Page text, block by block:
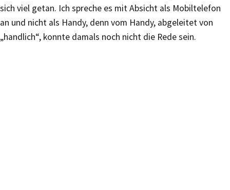
sich viel getan. Ich spreche es mit Absicht als Mobiltelefon
an und nicht als Handy, denn vom Handy, abgeleitet von
„handlich“, konnte damals noch nicht die Rede sein.